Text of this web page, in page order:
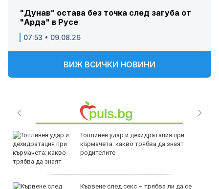
"Дунав" остава без точка след загуба от
"Арда" в Русе
07:53 • 09.08.26
ВИЖ ВСИЧКИ НОВИНИ
Топлинен удар и дехидратация при
кърмачета: какво трябва да знаят
родителите
Кървене след секс – трябва ли да се